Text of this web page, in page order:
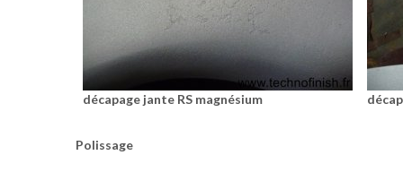
décapage jante RS magnésium
Polissage